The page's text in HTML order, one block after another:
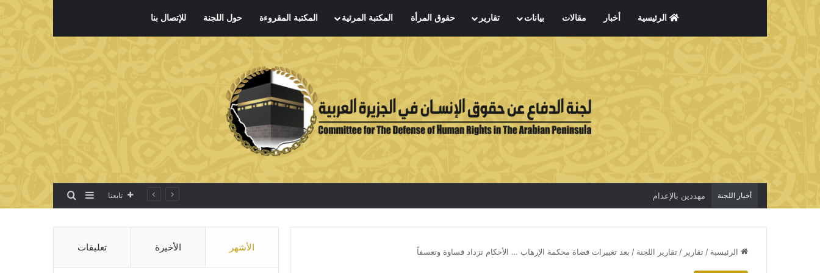
الرئيسية أخبار مقالات بيانات تقارير حقوق المرأة المكتبة المرئية المكتبة المقروءة حول اللجنة للإتصال بنا
أخبار اللجنة الاعتقال جريمة لا تخفي الحقيقة تابعنا إضافة عمود جانبي
بحث عن
الرئيسية / تقارير / تقارير اللجنة / بعد تغييرات قضاة محكمة الإرهاب … الأحكام تزداد قساوة وتعسفاً الأشهر الأخيرة تعليقات